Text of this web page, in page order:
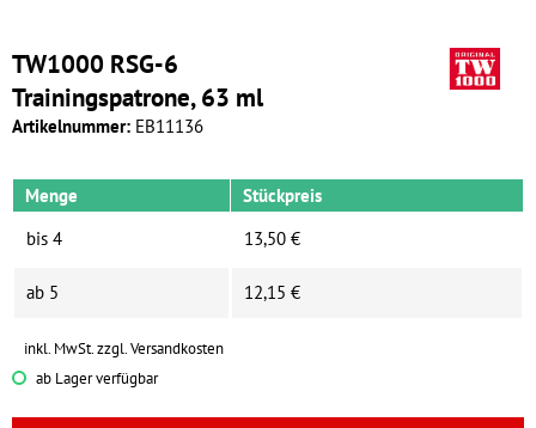
TW1000 RSG-6
Trainingspatrone, 63 ml
Artikelnummer: EB11136
Menge
Stückpreis
bis 4 13,50 €
ab 5 12,15 €
inkl. MwSt.zzgl. Versandkosten
ab Lager verfügbar